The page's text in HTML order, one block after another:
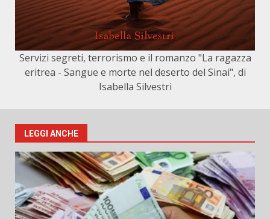
Servizi segreti, terrorismo e il romanzo "La ragazza
eritrea - Sangue e morte nel deserto del Sinai", di
Isabella Silvestri
LEGGI ANCHE